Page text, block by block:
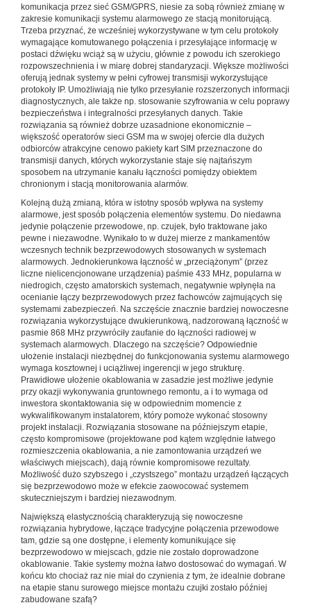
komunikacja przez sieć GSM/GPRS, niesie za sobą również zmianę w
zakresie komunikacji systemu alarmowego ze stacją monitorującą.
Trzeba przyznać, że wcześniej wykorzystywane w tym celu protokoły
wymagające komutowanego połączenia i przesyłające informację w
postaci dźwięku wciąż są w użyciu, głównie z powodu ich szerokiego
rozpowszechnienia i w miarę dobrej standaryzacji. Większe możliwości
oferują jednak systemy w pełni cyfrowej transmisji wykorzystujące
protokoły IP. Umożliwiają nie tylko przesyłanie rozszerzonych informacji
diagnostycznych, ale także np. stosowanie szyfrowania w celu poprawy
bezpieczeństwa i integralności przesyłanych danych. Takie
rozwiązania są również dobrze uzasadnione ekonomicznie –
większość operatorów sieci GSM ma w swojej ofercie dla dużych
odbiorców atrakcyjne cenowo pakiety kart SIM przeznaczone do
transmisji danych, których wykorzystanie staje się najtańszym
sposobem na utrzymanie kanału łączności pomiędzy obiektem
chronionym i stacją monitorowania alarmów.
Kolejną dużą zmianą, która w istotny sposób wpływa na systemy
alarmowe, jest sposób połączenia elementów systemu. Do niedawna
jedynie połączenie przewodowe, np. czujek, było traktowane jako
pewne i niezawodne. Wynikało to w dużej mierze z mankamentów
wczesnych technik bezprzewodowych stosowanych w systemach
alarmowych. Jednokierunkowa łączność w „przeciążonym” (przez
liczne nielicencjonowane urządzenia) paśmie 433 MHz, popularna w
niedrogich, często amatorskich systemach, negatywnie wpłynęła na
ocenianie łączy bezprzewodowych przez fachowców zajmujących się
systemami zabezpieczeń. Na szczęście znacznie bardziej nowoczesne
rozwiązania wykorzystujące dwukierunkową, nadzorowaną łączność w
pasmie 868 MHz przywróciły zaufanie do łączności radiowej w
systemach alarmowych. Dlaczego na szczęście? Odpowiednie
ułożenie instalacji niezbędnej do funkcjonowania systemu alarmowego
wymaga kosztownej i uciążliwej ingerencji w jego strukturę.
Prawidłowe ułożenie okablowania w zasadzie jest możliwe jedynie
przy okazji wykonywania gruntownego remontu, a i to wymaga od
inwestora skontaktowania się w odpowiednim momencie z
wykwalifikowanym instalatorem, który pomoże wykonać stosowny
projekt instalacji. Rozwiązania stosowane na późniejszym etapie,
często kompromisowe (projektowane pod kątem względnie łatwego
rozmieszczenia okablowania, a nie zamontowania urządzeń we
właściwych miejscach), dają równie kompromisowe rezultaty.
Możliwość dużo szybszego i „czystszego” montażu urządzeń łączących
się bezprzewodowo może w efekcie zaowocować systemem
skuteczniejszym i bardziej niezawodnym.
Największą elastycznością charakteryzują się nowoczesne
rozwiązania hybrydowe, łączące tradycyjne połączenia przewodowe
tam, gdzie są one dostępne, i elementy komunikujące się
bezprzewodowo w miejscach, gdzie nie zostało doprowadzone
okablowanie. Takie systemy można łatwo dostosować do wymagań. W
końcu kto chociaż raz nie miał do czynienia z tym, że idealnie dobrane
na etapie stanu surowego miejsce montażu czujki zostało później
zabudowane szafą?